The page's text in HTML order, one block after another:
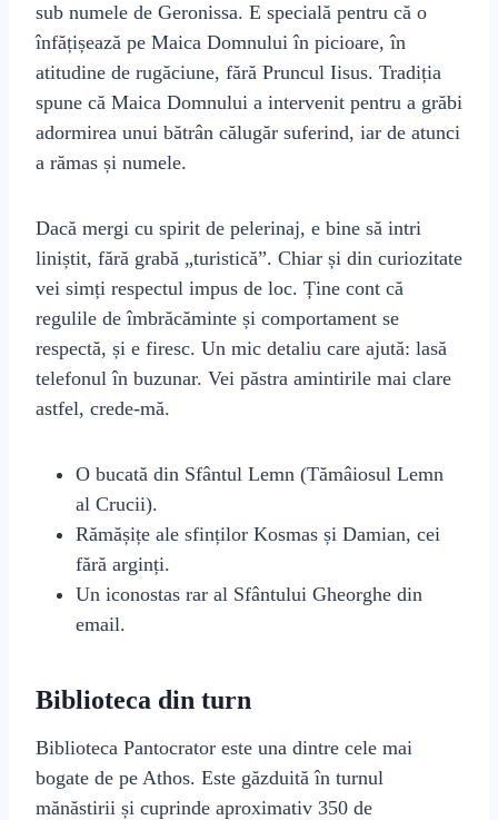
sub numele de Geronissa. E specială pentru că o
înfățișează pe Maica Domnului în picioare, în
atitudine de rugăciune, fără Pruncul Iisus. Tradiția
spune că Maica Domnului a intervenit pentru a grăbi
adormirea unui bătrân călugăr suferind, iar de atunci
a rămas și numele.
Dacă mergi cu spirit de pelerinaj, e bine să intri
liniștit, fără grabă „turistică”. Chiar și din curiozitate
vei simți respectul impus de loc. Ține cont că
regulile de îmbrăcăminte și comportament se
respectă, și e firesc. Un mic detaliu care ajută: lasă
telefonul în buzunar. Vei păstra amintirile mai clare
astfel, crede‑mă.
O bucată din Sfântul Lemn (Tămâiosul Lemn
al Crucii).
Rămășițe ale sfinților Kosmas și Damian, cei
fără arginți.
Un iconostas rar al Sfântului Gheorghe din
email.
Biblioteca din turn
Biblioteca Pantocrator este una dintre cele mai
bogate de pe Athos. Este găzduită în turnul
mănăstirii și cuprinde aproximativ 350 de